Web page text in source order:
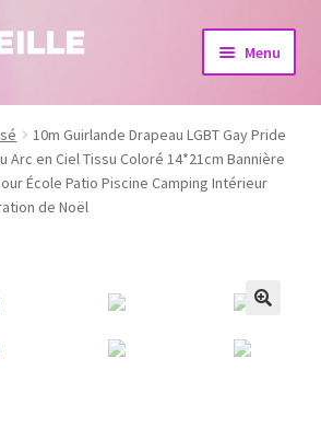
Menu
10m Guirlande Drapeau LGBT Gay Pride
Arc en Ciel Tissu Coloré 14*21cm Bannière
École Patio Piscine Camping Intérieur
de Noël